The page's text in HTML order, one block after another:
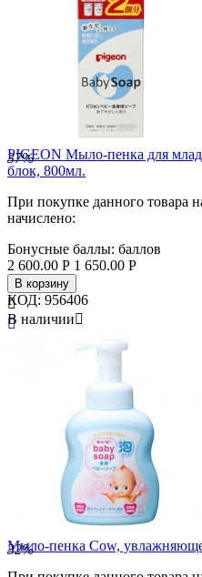
37%
PIGEON Мыло-пенка для
блок, 800мл.
При покупке данного товара
начислено:
Бонусные баллы: баллов
2 600.00 Р 1 650.00 Р
В корзину


Страна
КОД: 956406
В наличии
32%
Мыло-пенка Cow,